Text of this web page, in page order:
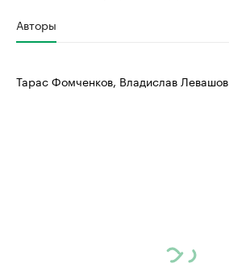
Авторы
Тарас Фомченков, Владислав Левашов